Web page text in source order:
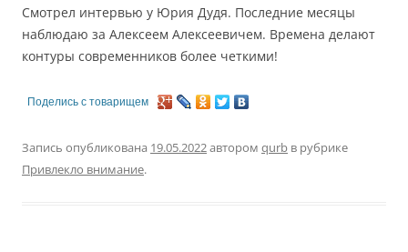
Смотрел интервью у Юрия Дудя. Последние месяцы
наблюдаю за Алексеем Алексеевичем. Времена делают
контуры современников более четкими!
Поделись с товарищем
Запись опубликована 19.05.2022автором qurb в рубрике
Привлекло внимание.